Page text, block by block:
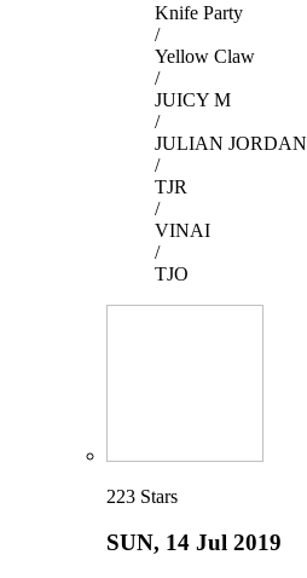
Knife Party
/
Yellow Claw
/
JUICY M
/
JULIAN JORDAN
/
TJR
/
VINAI
/
TJO
223 Stars
SUN, 14 Jul 2019